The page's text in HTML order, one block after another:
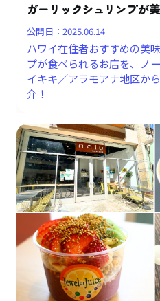
ガーリックシュリンプが
公開日：2025.06.14
ハワイ在住者おすすめの美
プが食べられるお店を、ノ
イキキ／アラモアナ地区か
介！